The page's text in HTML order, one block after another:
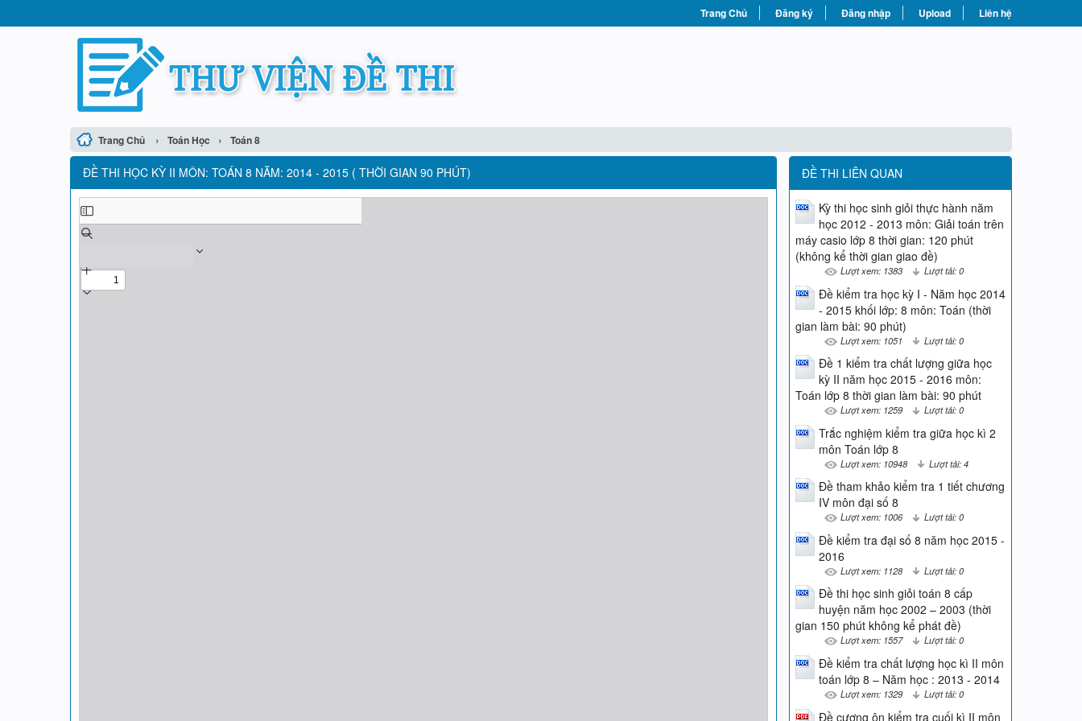
Trang Chủ Đăng ký Đăng nhập Upload Liên hệ
Trang Chủ › Toán Học › Toán 8
ĐỀ THI HỌC KỲ II MÔN: TOÁN 8 NĂM: 2014 - 2015 ( THỜI GIAN 90 PHÚT) ĐỀ THI LIÊN QUAN
Kỳ thi học sinh giỏi thực hành năm
học 2012 - 2013 môn: Giải toán trên
máy casio lớp 8 thời gian: 120 phút
(không kể thời gian giao đề)
Lượt xem: 1383 Lượt tải: 0
Đề kiểm tra học kỳ I - Năm học 2014
- 2015 khối lớp: 8 môn: Toán (thời
gian làm bài: 90 phút)
Lượt xem: 1051 Lượt tải: 0
Đề 1 kiểm tra chất lượng giữa học
kỳ II năm học 2015 - 2016 môn:
Toán lớp 8 thời gian làm bài: 90 phút
Lượt xem: 1259 Lượt tải: 0
Trắc nghiệm kiểm tra giữa học kì 2
môn Toán lớp 8
Lượt xem: 10948 Lượt tải: 4
Đề tham khảo kiểm tra 1 tiết chương
IV môn đại số 8
Lượt xem: 1006 Lượt tải: 0
Đề kiểm tra đại số 8 năm học 2015 -
2016
Lượt xem: 1128 Lượt tải: 0
Đề thi học sinh giỏi toán 8 cấp
huyện năm học 2002 – 2003 (thời
gian 150 phút không kể phát đề)
Lượt xem: 1557 Lượt tải: 0
Đề kiểm tra chất lượng học kì II môn
toán lớp 8 – Năm học : 2013 - 2014
Lượt xem: 1329 Lượt tải: 0
Đề cương ôn kiểm tra cuối kì II môn